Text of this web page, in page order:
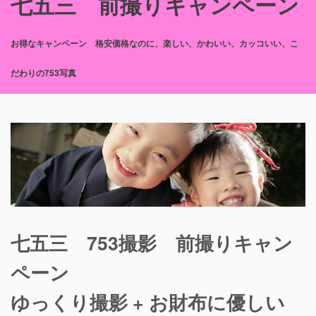
お得なキャンペーン 格安価格なのに、楽しい、かわいい、カッコいい、こ
だわりの753写真
七五三 753撮影 前撮りキャン
ペーン
ゆっくり撮影 + お財布に優しい